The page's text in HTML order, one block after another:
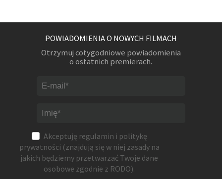
POWIADOMIENIA O NOWYCH FILMACH
Otrzymuj cotygodniowe powiadomienia
o ostatnich premierach.
Akceptuję regulamin i politykę
prywatności (znajdują się w niej zasady na
jakich będziemy przetwarzać Twoje dane
osobowe zgodnie z RODO).